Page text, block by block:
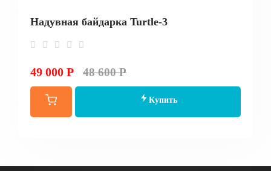
Надувная байдарка Turtle-3
49 000 Р 48 600 Р
Купить